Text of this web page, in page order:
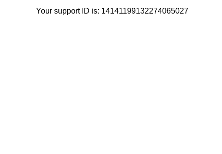
Your support ID is: 14141199132274065027